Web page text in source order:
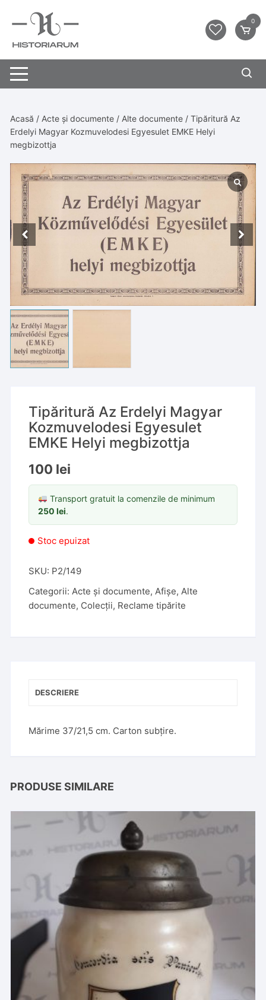
0
Acasă / Acte și documente / Alte documente / Tipăritură Az
Erdelyi Magyar Kozmuvelodesi Egyesulet EMKE Helyi
megbizottja
Tipăritură Az Erdelyi Magyar
Kozmuvelodesi Egyesulet
EMKE Helyi megbizottja
100 lei
Transport gratuit la comenzile de minimum
250lei.
Stoc epuizat
SKU: P2/149
Categorii:Acte și documente,Afișe,Alte
documente, Colecții, Reclame tipărite
DESCRIERE
Mărime 37/21,5 cm. Carton subțire.
PRODUSE SIMILARE